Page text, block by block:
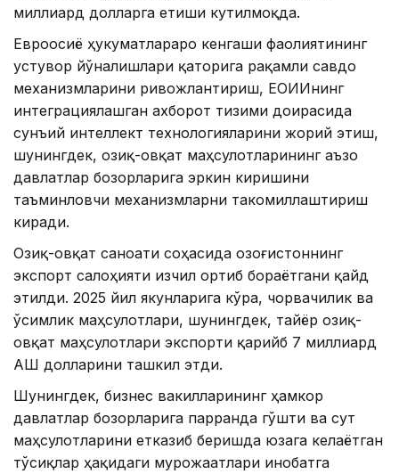
миллиард долларга етиши кутилмоқда.
Евроосиё ҳукуматлараро кенгаши фаолиятининг
устувор йўналишлари қаторига рақамли савдо
механизмларини ривожлантириш, ЕОИИнинг
интеграциялашган ахборот тизими доирасида
сунъий интеллект технологияларини жорий этиш,
шунингдек, озиқ-овқат маҳсулотларининг аъзо
давлатлар бозорларига эркин киришини
таъминловчи механизмларни такомиллаштириш
киради.
Озиқ-овқат саноати соҳасида Қозоғистоннинг
экспорт салоҳияти изчил ортиб бораётгани қайд
этилди. 2025 йил якунларига кўра, чорвачилик ва
ўсимлик маҳсулотлари, шунингдек, тайёр озиқ-
овқат маҳсулотлари экспорти қарийб 7 миллиард
АҚШ долларини ташкил этди.
Шунингдек, бизнес вакилларининг ҳамкор
давлатлар бозорларига парранда гўшти ва сут
маҳсулотларини етказиб беришда юзага келаётган
тўсиқлар ҳақидаги мурожаатлари инобатга